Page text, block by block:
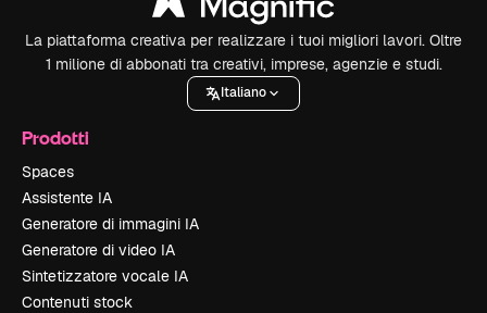
La piattaforma creativa per realizzare i tuoi migliori lavori. Oltre
1 milione di abbonati tra creativi, imprese, agenzie e studi.
Italiano
Prodotti
Spaces
Assistente IA
Generatore di immagini IA
Generatore di video IA
Sintetizzatore vocale IA
Contenuti stock